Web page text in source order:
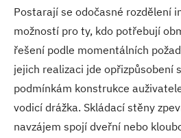
Postarají se odočasné rozdělení
možností pro ty, kdo potřebují
řešení podle momentálních
jejich realizaci jde opřizpůsobení
podmínkám konstrukce
vodicí drážka. Skládací stěny
navzájem spojí dveřní nebo